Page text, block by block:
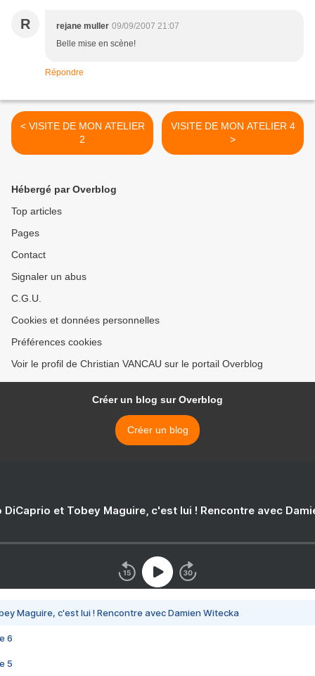
R rejane muller 09/09/2007 21:07
Belle mise en scène!
Répondre
< VISITE DE MON ATELIER
2
VISITE DE MON ATELIER 4
>
Hébergé par Overblog
Top articles
Pages
Contact
Signaler un abus
C.G.U.
Cookies et données personnelles
Préférences cookies
Voir le profil de Christian VANCAU sur le portail Overblog
Créer un blog sur Overblog
Créer un blog
DiCaprio et Tobey Maguire, c'est lui ! Rencontre avec
Maguire, c'est lui ! Rencontre avec Damien Witecka
6
5